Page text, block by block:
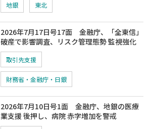
地銀 東北
2026年7月17日号17面 金融庁、「全東信」
破産で影響調査、リスク管理態勢 監視強化
取引先支援
財務省・金融庁・日銀
2026年7月10日号1面 金融庁、地銀の医療
業支援 後押し、病院 赤字増加を警戒